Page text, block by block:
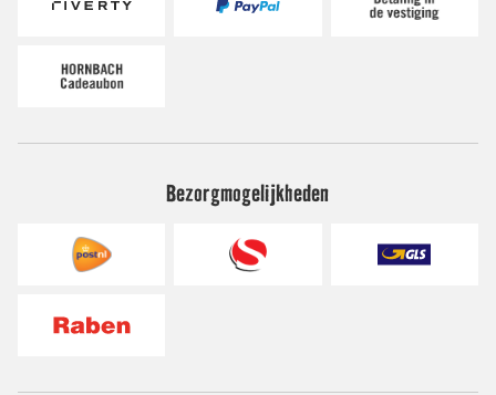
Bezorgmogelijkheden